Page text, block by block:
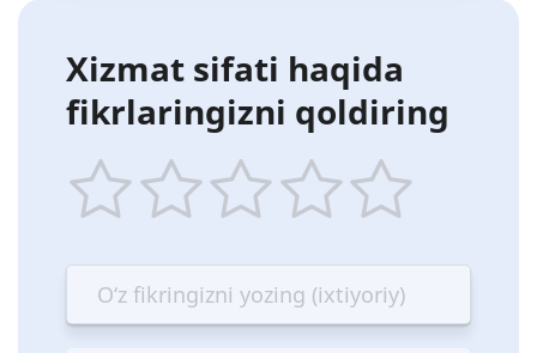
Xizmat sifati haqida
fikrlaringizni qoldiring
star
Terrible
stars
—
Bad
stars
—
OK
stars
—
Good
stars
—
Excellent